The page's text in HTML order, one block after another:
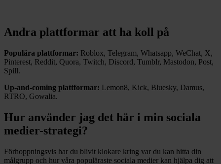
Andra plattformar att ha koll på
Populära plattformar: Roblox, Telegram, Whatsapp, WeChat, X,
Pinterest, Reddit, Quora, Twitch, Discord, Tumblr, Mastodon, Post,
Spill.
Up-and-coming plattformar: Lemon8, Kick, Bluesky, Damus,
RTRO, Gowalia.
Hur använder jag det här i min sociala
medier-strategi?
Förhoppningsvis har du blivit klokare kring var du kan hitta din
målgrupp och hur våra populäraste sociala medier kan hjälpa dig att